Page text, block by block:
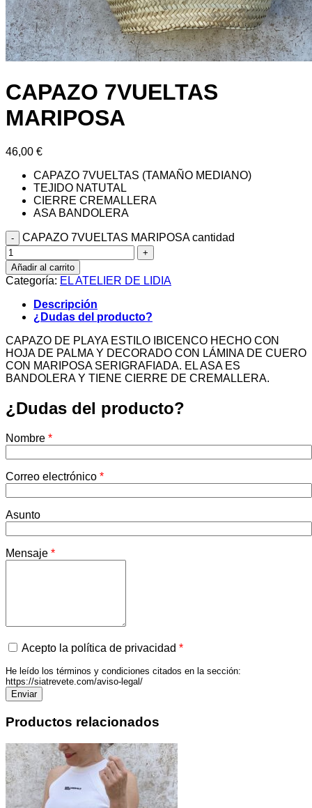
CAPAZO 7VUELTAS
MARIPOSA
46,00 €
CAPAZO 7VUELTAS (TAMAÑO MEDIANO)
TEJIDO NATUTAL
CIERRE CREMALLERA
ASA BANDOLERA
CAPAZO 7VUELTAS MARIPOSA cantidad
Añadir al carrito
Categoría: EL ATELIER DE LIDIA
Descripción
¿Dudas del producto?
CAPAZO DE PLAYA ESTILO IBICENCO HECHO CON
HOJA DE PALMA Y DECORADO CON LÁMINA DE CUERO
CON MARIPOSA SERIGRAFIADA. EL ASA ES
BANDOLERA Y TIENE CIERRE DE CREMALLERA.
¿Dudas del producto?
Nombre *
Correo electrónico *
Asunto
Mensaje *
Acepto la política de privacidad *
He leído los términos y condiciones citados en la sección:
https://siatrevete.com/aviso-legal/
Productos relacionados